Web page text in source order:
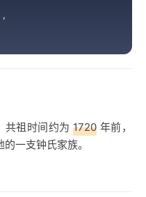
,
共祖时间约为1720 年前，
一支钟氏家族。